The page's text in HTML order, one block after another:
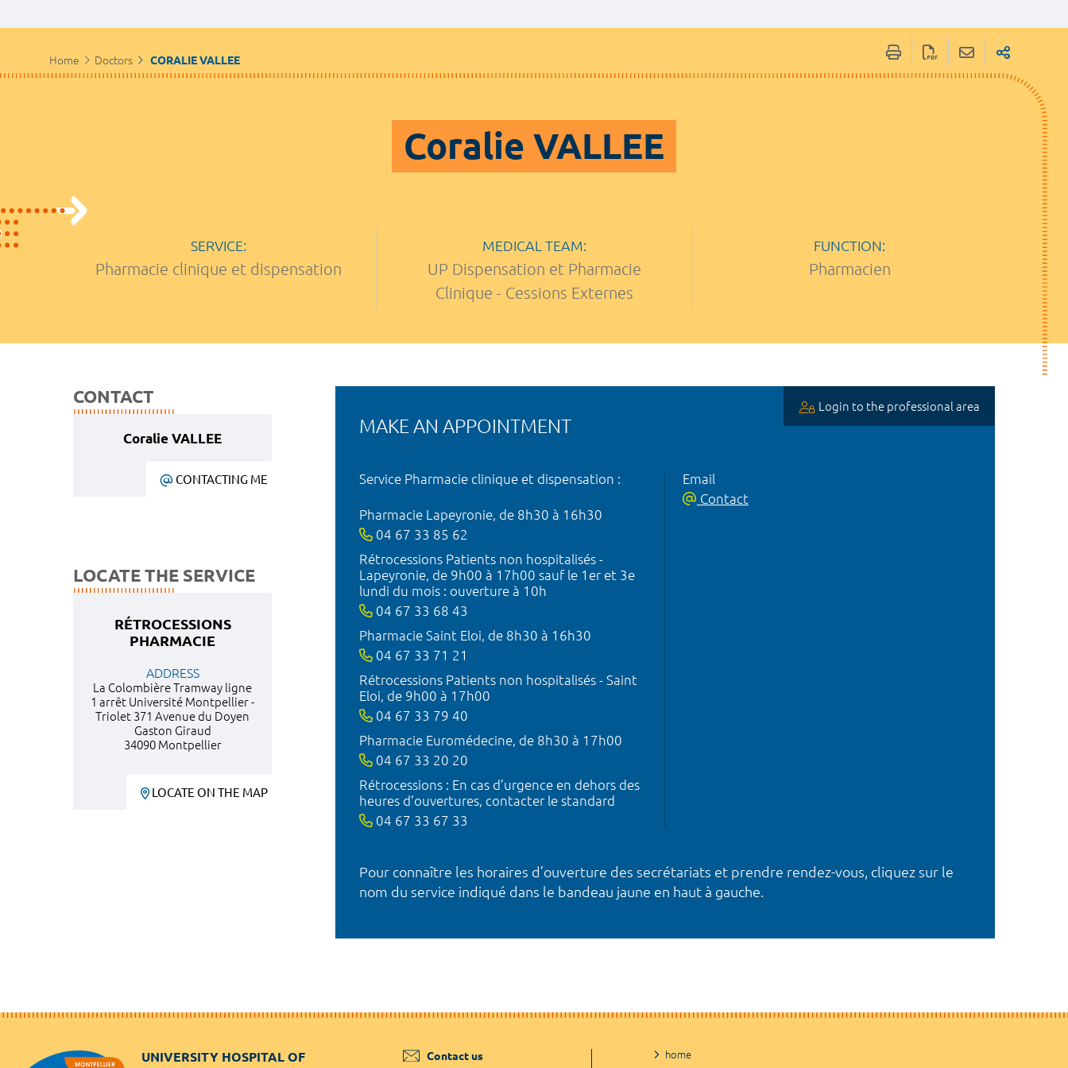
Home Doctors CORALIE VALLEE
Coralie VALLEE
SERVICE:
Pharmacie clinique et dispensation
MEDICAL TEAM:
UP Dispensation et Pharmacie
Clinique - Cessions Externes
FUNCTION:
Pharmacien
CONTACT
Coralie VALLEE
CONTACTING ME
LOCATE THE SERVICE
RÉTROCESSIONS
PHARMACIE
ADDRESS
La Colombière Tramway ligne
1 arrêt Université Montpellier -
Triolet 371 Avenue du Doyen
Gaston Giraud
34090 Montpellier
LOCATE ON THE MAP
MAKE AN APPOINTMENT
Login to the professional area
Service Pharmacie clinique et dispensation :
Pharmacie Lapeyronie, de 8h30 à 16h30
04 67 33 85 62
Rétrocessions Patients non hospitalisés -
Lapeyronie, de 9h00 à 17h00 sauf le 1er et 3e
lundi du mois : ouverture à 10h
04 67 33 68 43
Pharmacie Saint Eloi, de 8h30 à 16h30
04 67 33 71 21
Rétrocessions Patients non hospitalisés - Saint
Eloi, de 9h00 à 17h00
04 67 33 79 40
Pharmacie Euromédecine, de 8h30 à 17h00
04 67 33 20 20
Rétrocessions : En cas d’urgence en dehors des
heures d’ouvertures, contacter le standard
04 67 33 67 33
Email
Contact
Pour connaître les horaires d’ouverture des secrétariats et prendre rendez-vous, cliquez sur le
nom du service indiqué dans le bandeau jaune en haut à gauche.
UNIVERSITY HOSPITAL OF
Contact us home